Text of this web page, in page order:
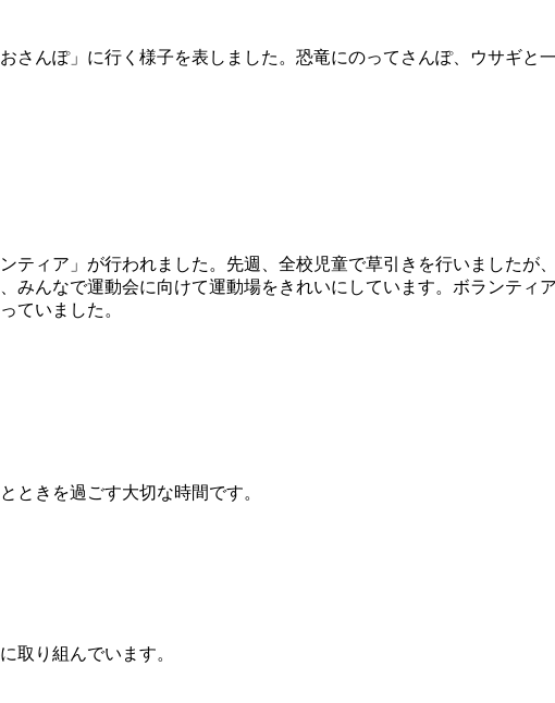
んぽ」に行く様子を表しました。恐竜にのってさんぽ、ウサギと
ィア」が行われました。先週、全校児童で草引きを行いましたが
みんなで運動会に向けて運動場をきれいにしています。ボランティ
ていました。
ときを過ごす大切な時間です。
取り組んでいます。